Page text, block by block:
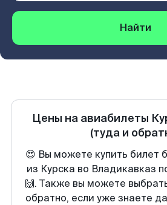
Найти
Цены на авиабилеты
(туда и
😍 Вы можете купить билет
из Курска во Владикавказ
🙌. Также вы можете
обратно, если уже знаете